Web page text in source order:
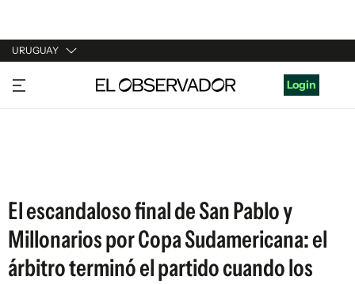
URUGUAY
URUGUAY
ARGENTINA
Login
El escandaloso final de San Pablo y
Millonarios por Copa Sudamericana: el
árbitro terminó el partido cuando los